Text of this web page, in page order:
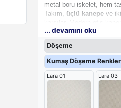
metal boru iskelet, hem
Takım, üçlü kanepeve iki
bir seçimdir.
... devamını oku
Döşeme
Kumaş Döşeme
Lara 01 Lara 03